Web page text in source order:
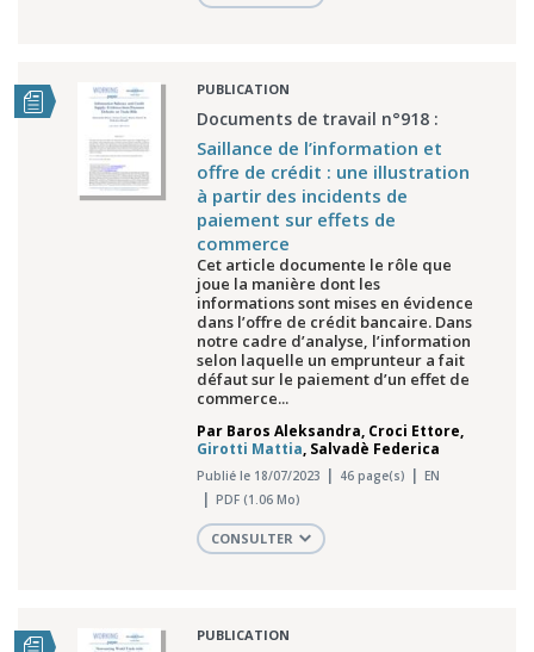
PUBLICATION
Documents de travail n°918 :
Saillance de l’information et
offre de crédit : une illustration
à partir des incidents de
paiement sur effets de
commerce
Cet article documente le rôle que
joue la manière dont les
informations sont mises en évidence
dans l’offre de crédit bancaire. Dans
notre cadre d’analyse, l’information
selon laquelle un emprunteur a fait
défaut sur le paiement d’un effet de
commerce...
Par Baros Aleksandra, Croci Ettore,
Girotti Mattia, Salvadè Federica
Publié le 18/07/2023 46 page(s)
EN
PDF (1.06 Mo)
CONSULTER
PUBLICATION